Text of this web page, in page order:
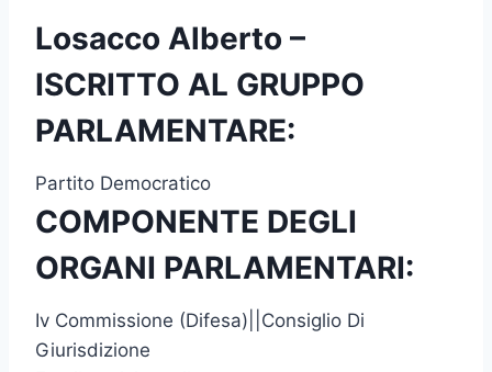
Losacco Alberto –
ISCRITTO AL GRUPPO
PARLAMENTARE:
Partito Democratico
COMPONENTE DEGLI
ORGANI PARLAMENTARI:
Iv Commissione (Difesa)||Consiglio Di
Giurisdizione